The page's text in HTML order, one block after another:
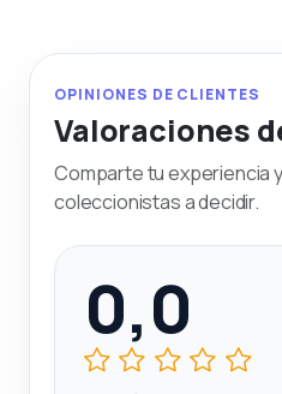
OPINIONES DE CLIENTES
Valoraciones
Comparte tu experiencia
coleccionistas a decidir.
0,0